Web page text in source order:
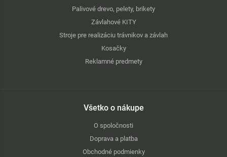
Palivové drevo, pelety, brikety
Závlahové KITY
Stroje pre realizáciu trávnikov a závlah
Kosačky
Reklamné predmety
Všetko o nákupe
O spoločnosti
Doprava a platba
Obchodné podmienky